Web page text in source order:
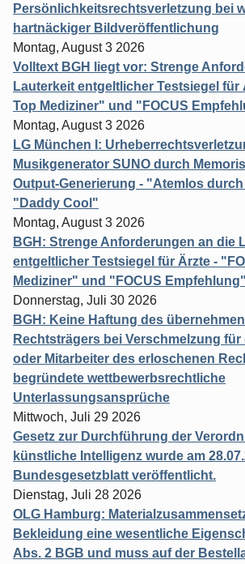
Persönlichkeitsrechtsverletzung bei
hartnäckiger Bildveröffentlichung
Montag, August 3 2026
Volltext BGH liegt vor: Strenge
Lauterkeit entgeltlicher Testsiegel für
Top Mediziner" und "FOCUS
Montag, August 3 2026
LG München I:
Musikgenerator SUNO durch
Output-Generierung - "Atemlos
"Daddy Cool"
Montag, August 3 2026
BGH: Strenge Anforderungen an die
entgeltlicher Testsiegel für Ärzte -
Mediziner" und "FOCUS Empfehlung"
Donnerstag, Juli 30 2026
BGH: Keine Haftung des
Rechtsträgers bei Verschmelzung
oder Mitarbeiter des erloschenen
begründete wettbewerbsrechtliche
Unterlassungsansprüche
Mittwoch, Juli 29 2026
Gesetz zur Durchführung der
künstliche Intelligenz wurde am
Bundesgesetzblatt veröffentlicht.
Dienstag, Juli 28 2026
OLG Hamburg:
Bekleidung eine wesentliche
Abs. 2 BGB und muss auf der